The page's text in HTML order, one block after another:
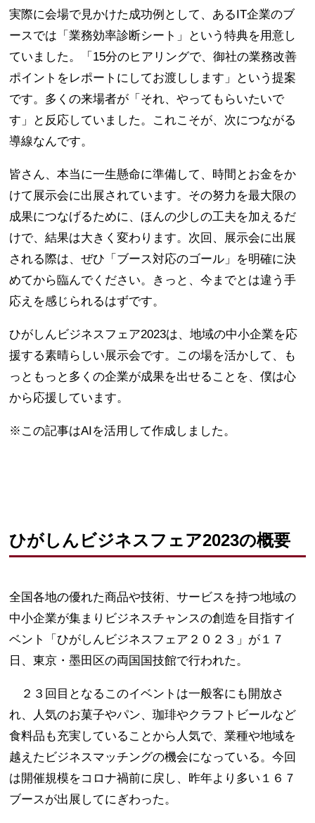
実際に会場で見かけた成功例として、あるIT企業のブ
ースでは「業務効率診断シート」という特典を用意し
ていました。「15分のヒアリングで、御社の業務改善
ポイントをレポートにしてお渡しします」という提案
です。多くの来場者が「それ、やってもらいたいで
す」と反応していました。これこそが、次につながる
導線なんです。
皆さん、本当に一生懸命に準備して、時間とお金をか
けて展示会に出展されています。その努力を最大限の
成果につなげるために、ほんの少しの工夫を加えるだ
けで、結果は大きく変わります。次回、展示会に出展
される際は、ぜひ「ブース対応のゴール」を明確に決
めてから臨んでください。きっと、今までとは違う手
応えを感じられるはずです。
ひがしんビジネスフェア2023は、地域の中小企業を応
援する素晴らしい展示会です。この場を活かして、も
っともっと多くの企業が成果を出せることを、僕は心
から応援しています。
※この記事はAIを活用して作成しました。
ひがしんビジネスフェア2023の概要
全国各地の優れた商品や技術、サービスを持つ地域の
中小企業が集まりビジネスチャンスの創造を目指すイ
ベント「ひがしんビジネスフェア２０２３」が１７
日、東京・墨田区の両国国技館で行われた。
２３回目となるこのイベントは一般客にも開放さ
れ、人気のお菓子やパン、珈琲やクラフトビールなど
食料品も充実していることから人気で、業種や地域を
越えたビジネスマッチングの機会になっている。今回
は開催規模をコロナ禍前に戻し、昨年より多い１６７
ブースが出展してにぎわった。